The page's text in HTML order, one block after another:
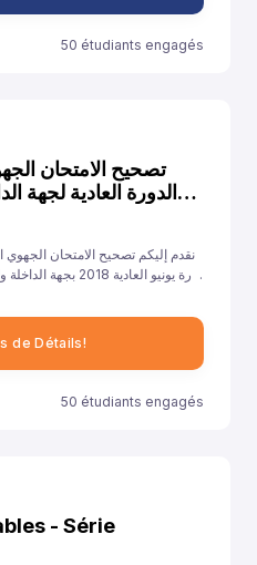
50 étudiants engagés
تصحيح الامتحان
الدورة العادية لجهة
نقدم إليكم تصحيح الامتحان الجهوي
دورة يونيو العادية
توفيرنا لهذا النموذج إلى مساعدة
de Détails!
50 étudiants engagés
- Série